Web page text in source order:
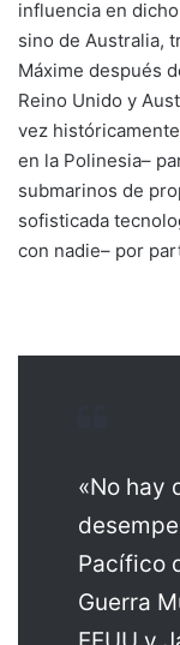
influencia en
sino de Australia,
Máxime después
Reino Unido y
vez
en la Polinesia–
submarinos de
sofisticada
con nadie– por
«No hay
Pacífico
Guerra